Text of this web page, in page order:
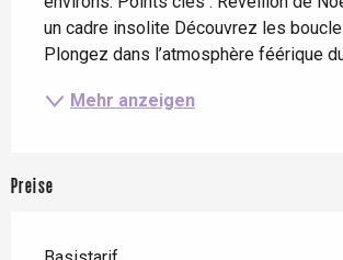
un cadre insolite Découvrez les
Plongez dans l’atmosphère féérique
Mehr anzeigen
Preise